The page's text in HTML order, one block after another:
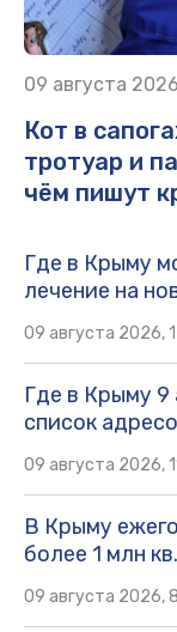
09 августа
Кот в
тротуар и
чём пишут
Где в Крыму
лечение на
09 августа 2026,
Где в Крыму 9
список
09 августа 2026,
В Крыму
более 1 млн
09 августа 2026,